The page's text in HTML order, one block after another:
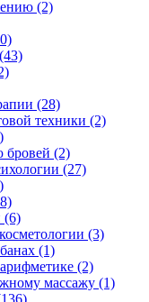
(2)
(28)
техники (2)
(2)
(27)
(6)
(3)
(1)
(2)
массажу (1)